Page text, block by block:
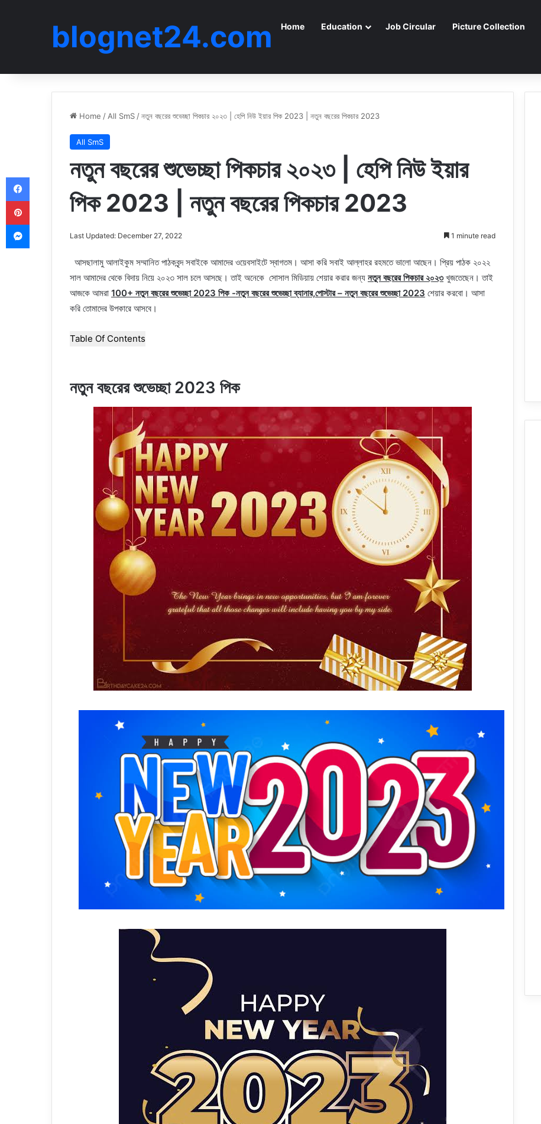
blognet24.com Home Education Job Circular Picture Collection
Home / All SmS /নতুন বছরের শুভেচ্ছা পিকচার ২০২৩ | হেপি নিউ ইয়ার পিক 2023 | নতুন বছরের পিকচার 2023
All SmS
নতুন বছরের শুভেচ্ছা পিকচার ২০২৩ | হেপি নিউ ইয়ার
পিক 2023 | নতুন বছরের পিকচার 2023
Last Updated: December 27, 2022 1 minute read
আসছালামু আলাইকুম সম্মানিত পাঠকবৃন্দ সবাইকে আমাদের ওয়েবসাইটে স্বাগতম। আসা করি সবাই আল্লাহর রহমতে ভালো আছেন। প্রিয় পাঠক ২০২২
সাল আমাদের থেকে বিদায় নিয়ে ২০২৩ সাল চলে আসছে। তাই অনেকে সোসাল মিডিয়ায় শেয়ার করার জন্য নতুন বছরের পিকচার ২০২৩ খুজতেছেন। তাই
আজকে আমরা 100+ নতুন বছরের শুভেচ্ছা 2023 পিক -নতুন বছরের শুভেচ্ছা ব্যানার,পোস্টার – নতুন বছরের শুভেচ্ছা 2023 শেয়ার করবো। আসা
করি তোমাদের উপকারে আসবে।
Table Of Contents
নতুন বছরের শুভেচ্ছা 2023 পিক
Facebook
Pinterest
Messenger